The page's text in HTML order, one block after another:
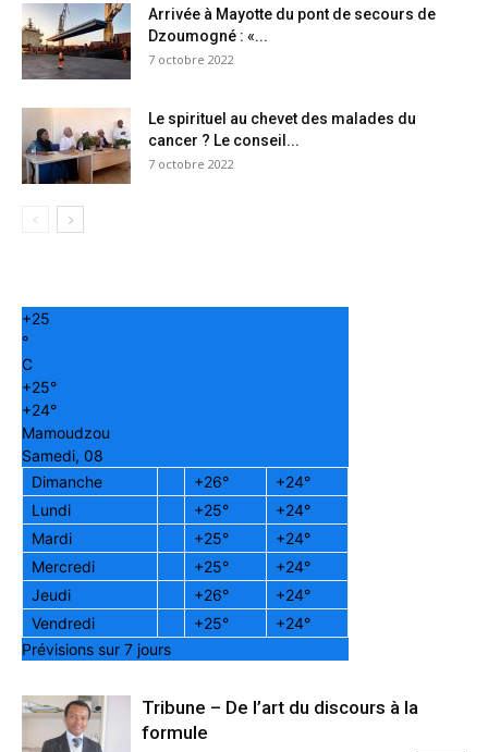
Arrivée à Mayotte du pont de secours de
Dzoumogné : «...
7 octobre 2022
Le spirituel au chevet des malades du
cancer ? Le conseil...
7 octobre 2022
+25
°
C
+25°
+24°
Mamoudzou
Samedi, 08
Dimanche
+26° +24°
Lundi
+25° +24°
Mardi
+25° +24°
Mercredi
+25° +24°
Jeudi
+26° +24°
Vendredi
+25° +24°
Prévisions sur 7 jours
Tribune – De l’art du discours à la
formule